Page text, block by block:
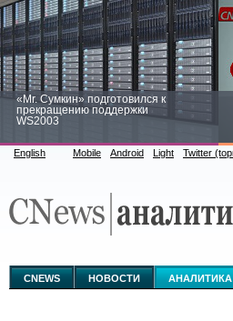
«Mr. Сумкин» подготовился к
прекращению поддержки
WS2003
аналитике
English Mobile Android Light Twitter
CNEWS НОВОСТИ АНАЛИТИКА